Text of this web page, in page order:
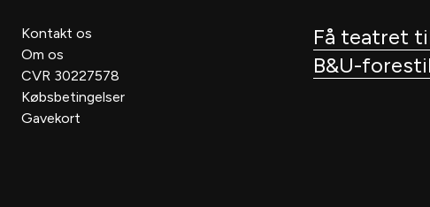
Kontakt os
Om os
CVR 30227578
Købsbetingelser
Gavekort
Få teatret
B&U-